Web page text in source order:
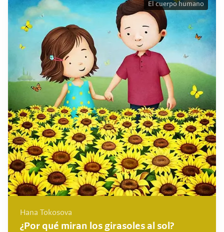
Hana Tokosova
¿Por qué miran los girasoles al sol?
El cuerpo humano